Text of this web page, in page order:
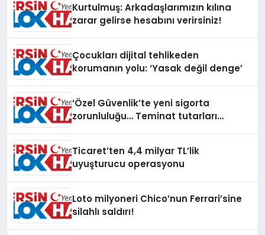
Kurtulmuş: Arkadaşlarımızın kılına
zarar gelirse hesabını verirsiniz!
Çocukları dijital tehlikeden
korumanın yolu: ‘Yasak değil denge’
‘Özel Güvenlik’te yeni sigorta
zorunluluğu… Teminat tutarları
Ticaret’ten 4,4 milyar TL’lik
uyuşturucu operasyonu
Loto milyoneri Chico’nun Ferrari’sine
silahlı saldırı!